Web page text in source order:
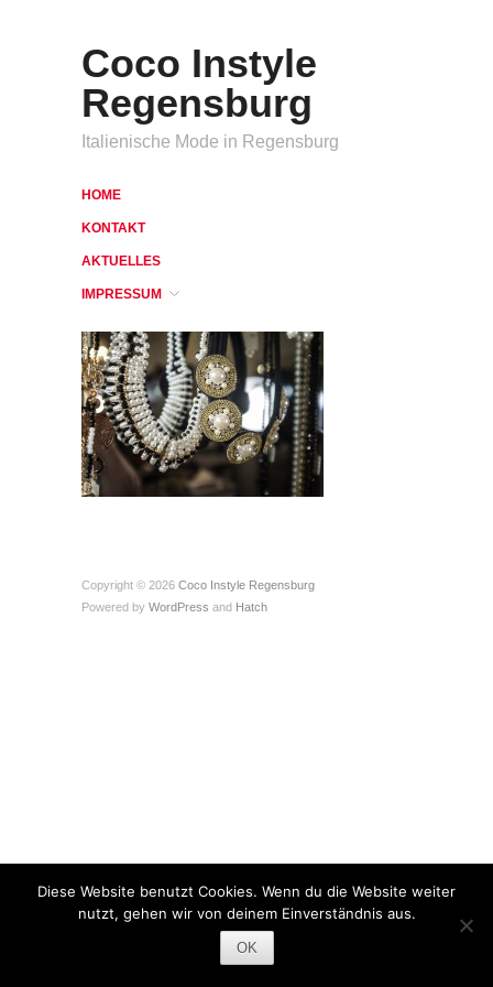
Coco Instyle
Regensburg
Italienische Mode in Regensburg
HOME
KONTAKT
AKTUELLES
IMPRESSUM
Copyright © 2026 Coco Instyle Regensburg
Powered by WordPress and Hatch
Diese Website benutzt Cookies. Wenn du die Website weiter
nutzt, gehen wir von deinem Einverständnis aus.
OK